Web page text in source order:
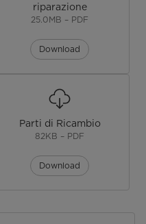
220~240V/50Hz
riparazione
25.0MB – PDF
Download
Parti di Ricambio
82KB – PDF
Download